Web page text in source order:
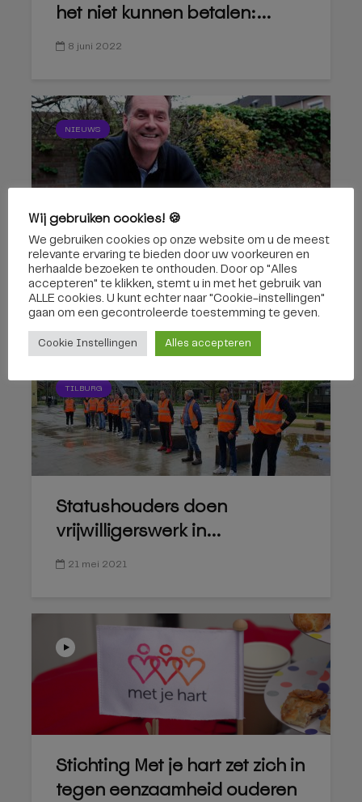
het niet kunnen betalen:...
8 juni 2022
NIEUWS
Hans is vrijwilliger voor
stervende mensen, maar...
TILBURG
Statushouders doen
vrijwilligerswerk in...
21 mei 2021
Stichting Met je hart zet zich in
tegen eenzaamheid ouderen
Wij gebruiken cookies! 🍪
We gebruiken cookies op onze website om u de meest
relevante ervaring te bieden door uw voorkeuren en
herhaalde bezoeken te onthouden. Door op "Alles
accepteren" te klikken, stemt u in met het gebruik van
ALLE cookies. U kunt echter naar "Cookie-instellingen"
gaan om een ​​gecontroleerde toestemming te geven.
Cookie Instellingen Alles accepteren